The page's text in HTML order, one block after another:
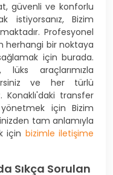
güvenli ve konforlu
istiyorsanız, Bizim
Profesyonel
herhangi bir noktaya
için burada.
lüks araçlarımızla
ve her türlü
Konaklı'daki transfer
için Bizim
tam anlamıyla
için bizimle iletişime
Sıkça Sorulan